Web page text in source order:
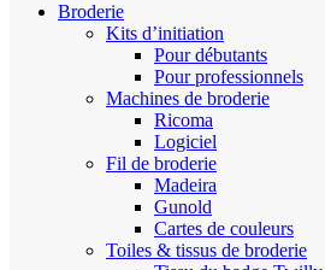
Broderie
Kits d’initiation
Pour débutants
Pour professionnels
Machines de broderie
Ricoma
Logiciel
Fil de broderie
Madeira
Gunold
Cartes de couleurs
Toiles & tissus de broderie